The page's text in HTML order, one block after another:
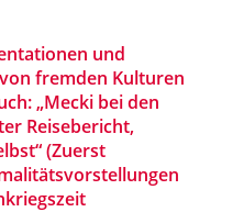
und
fremden Kulturen
„Mecki bei den
Reisebericht,
(Zuerst